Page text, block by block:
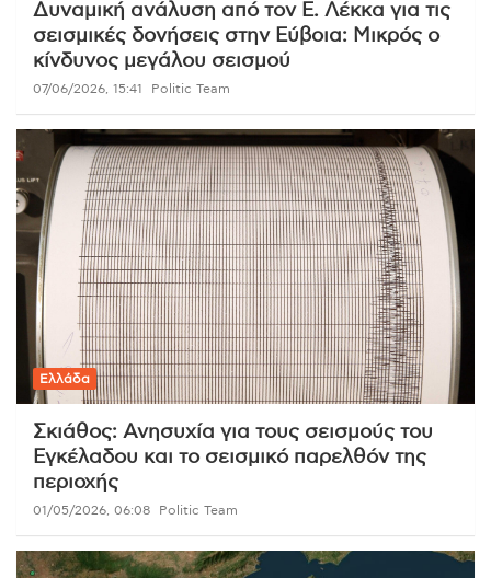
Δυναμική ανάλυση από τον Ε. Λέκκα για τις
σεισμικές δονήσεις στην Εύβοια: Μικρός ο
κίνδυνος μεγάλου σεισμού
07/06/2026, 15:41 Politic Team
Ελλάδα
Σκιάθος: Ανησυχία για τους σεισμούς του
Εγκέλαδου και το σεισμικό παρελθόν της
περιοχής
01/05/2026, 06:08 Politic Team